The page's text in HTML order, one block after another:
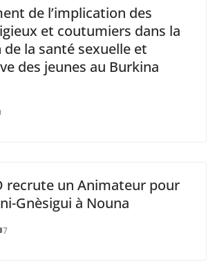
de l’implication des
et coutumiers dans la
la santé sexuelle et
des jeunes au Burkina
recrute un Animateur pour
Gnèsigui à Nouna
7